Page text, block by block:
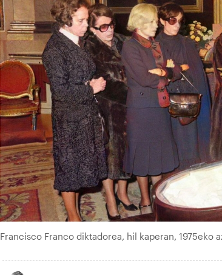
Francisco Franco diktadorea, hil kaperan, 1975eko